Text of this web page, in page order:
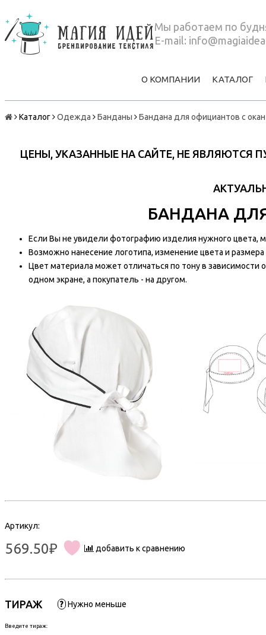
Мы работаем по
E-mail:
О КОМПАНИИ КАТАЛОГ
Каталог Одежда Банданы Бандана для официантов с
ЦЕНЫ, УКАЗАННЫЕ НА САЙТЕ, НЕ
БАНДАНА
Если Вы не увидели фотографию изделия нужного цвета,
Возможно нанесение логотипа, изменение цвета и
Цвет материала может отличаться по тону в зависимости
одном экране, а покупатель - на другом.
Артикул:
569.50₽ добавить к сравнению
ТИРАЖ ? Нужно меньше
Введите тираж: